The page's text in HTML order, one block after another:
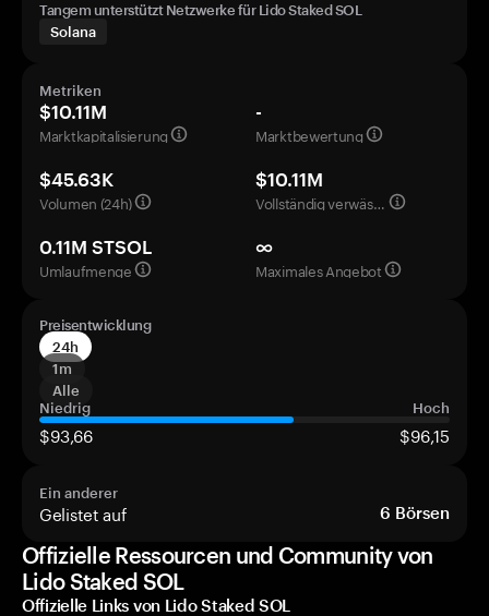
Tangem unterstützt Netzwerke für Lido Staked SOL
Solana
Metriken
$10.11M
Marktkapitalisierung
-
Marktbewertung
$45.63K
Volumen (24h)
$10.11M
Vollständig verwässerte Bewertung
0.11M STSOL
Umlaufmenge
∞
Maximales Angebot
Preisentwicklung
24h
1m
Alle
Niedrig
Hoch
$93,66 $96,15
Ein anderer
Gelistet auf 6 Börsen
Offizielle Ressourcen und Community von
Lido Staked SOL
Offizielle Links von Lido Staked SOL